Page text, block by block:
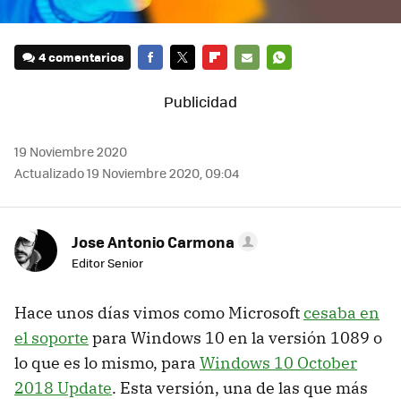
4 comentarios
MAIL
19 Noviembre 2020
Actualizado 19 Noviembre 2020, 09:04
Jose Antonio Carmona
Editor Senior
Hace unos días vimos como Microsoftcesaba en
el soporte para Windows 10 en la versión 1089 o
lo que es lo mismo, para Windows 10 October
2018 Update. Esta versión, una de las que más